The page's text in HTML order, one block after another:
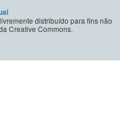
distribuído para fins não
Creative Commons.